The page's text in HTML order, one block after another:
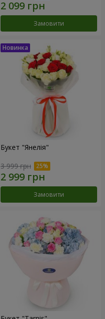
Замовити
Букет "Янелія"
3 999 грн
Замовити